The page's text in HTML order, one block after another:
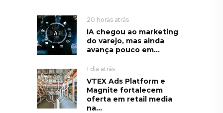
20 horas atrás
IA chegou ao marketing
do varejo, mas ainda
avança pouco em...
1 dia atrás
VTEX Ads Platform e
Magnite fortalecem
oferta em retail media
na...